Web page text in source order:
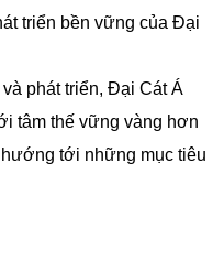
triển bền vững của Đại
phát triển, Đại Cát Á
tâm thế vững vàng hơn
tới những mục tiêu